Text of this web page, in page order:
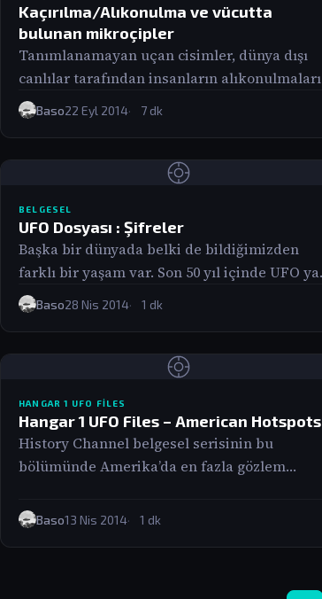
Kaçırılma/Alıkonulma ve vücutta
bulunan mikroçipler
Tanımlanamayan uçan cisimler, dünya dışı
canlılar tarafından insanların alıkonulmaları
ve bedenlerinde çeşitli deneylerin yapıldığı
çiplerin yerleştirildi bir gerçektir. tüm
Baso22 Eyl 2014 7 dk
BELGESEL
UFO Dosyası : Şifreler
Başka bir dünyada belki de bildiğimizden
farklı bir yaşam var. Son 50 yıl içinde UFO ya
da uzaylı görenlerin sayısında…
Baso28 Nis 2014 1 dk
HANGAR 1 UFO FILES
Hangar 1 UFO Files – American Hotspots
History Channel belgesel serisinin bu
bölümünde Amerika’da en fazla gözlem
Baso13 Nis 2014 1 dk